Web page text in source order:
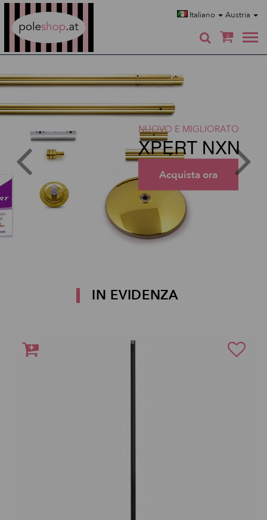
Italiano Austria
0
NUOVO E MIGLIORATO
XPERT NXN
Acquista ora
IN EVIDENZA